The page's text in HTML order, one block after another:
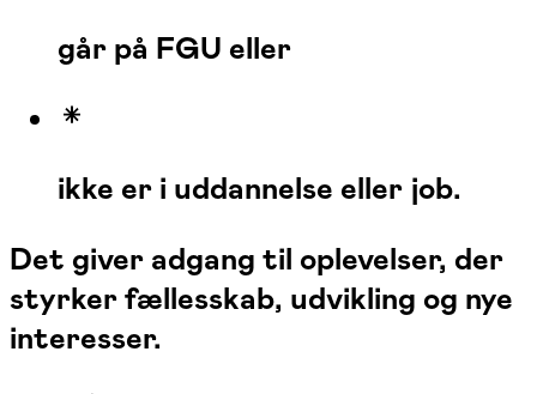
går på FGU eller
ikke er i uddannelse eller job.
Det giver adgang til oplevelser, der
styrker fællesskab, udvikling og nye
interesser.